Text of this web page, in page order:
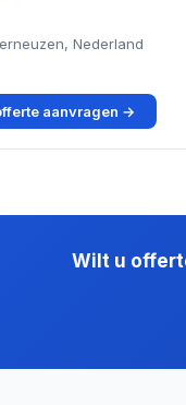
Nederland
aanvragen →
Wilt u